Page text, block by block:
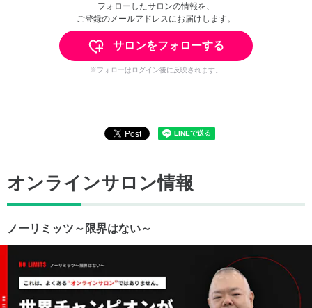
フォローしたサロンの情報を、
ご登録のメールアドレスにお届けします。
サロンをフォローする
※フォローはログイン後に反映されます。
オンラインサロン情報
ノーリミッツ～限界はない～